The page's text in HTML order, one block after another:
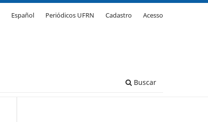
Buscar
Español Periódicos UFRN Cadastro Acesso